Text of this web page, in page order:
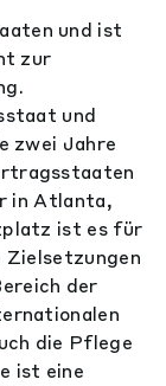
und ist
zur
und
zwei Jahre
in Atlanta,
ist es für
der
die Pflege
ist eine